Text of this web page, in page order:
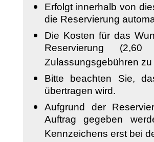
Erfolgt innerhalb von
die Reservierung
Die Kosten für das
Reservierung
Zulassungsgebühren
Bitte beachten Sie,
übertragen wird.
Aufgrund der
Auftrag gegeben
Kennzeichens erst bei